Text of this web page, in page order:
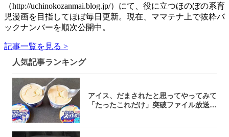
（http://uchinokozanmai.blog.jp/）にて、役に立つほのぼの系育
児漫画を目指してほぼ毎日更新。現在、ママテナ上で抜粋バ
ックナンバーを順次公開中。
記事一覧を見る >
人気記事ランキング
アイス、だまされたと思ってやってみて
「たったこれだけ」突破ファイル放送で